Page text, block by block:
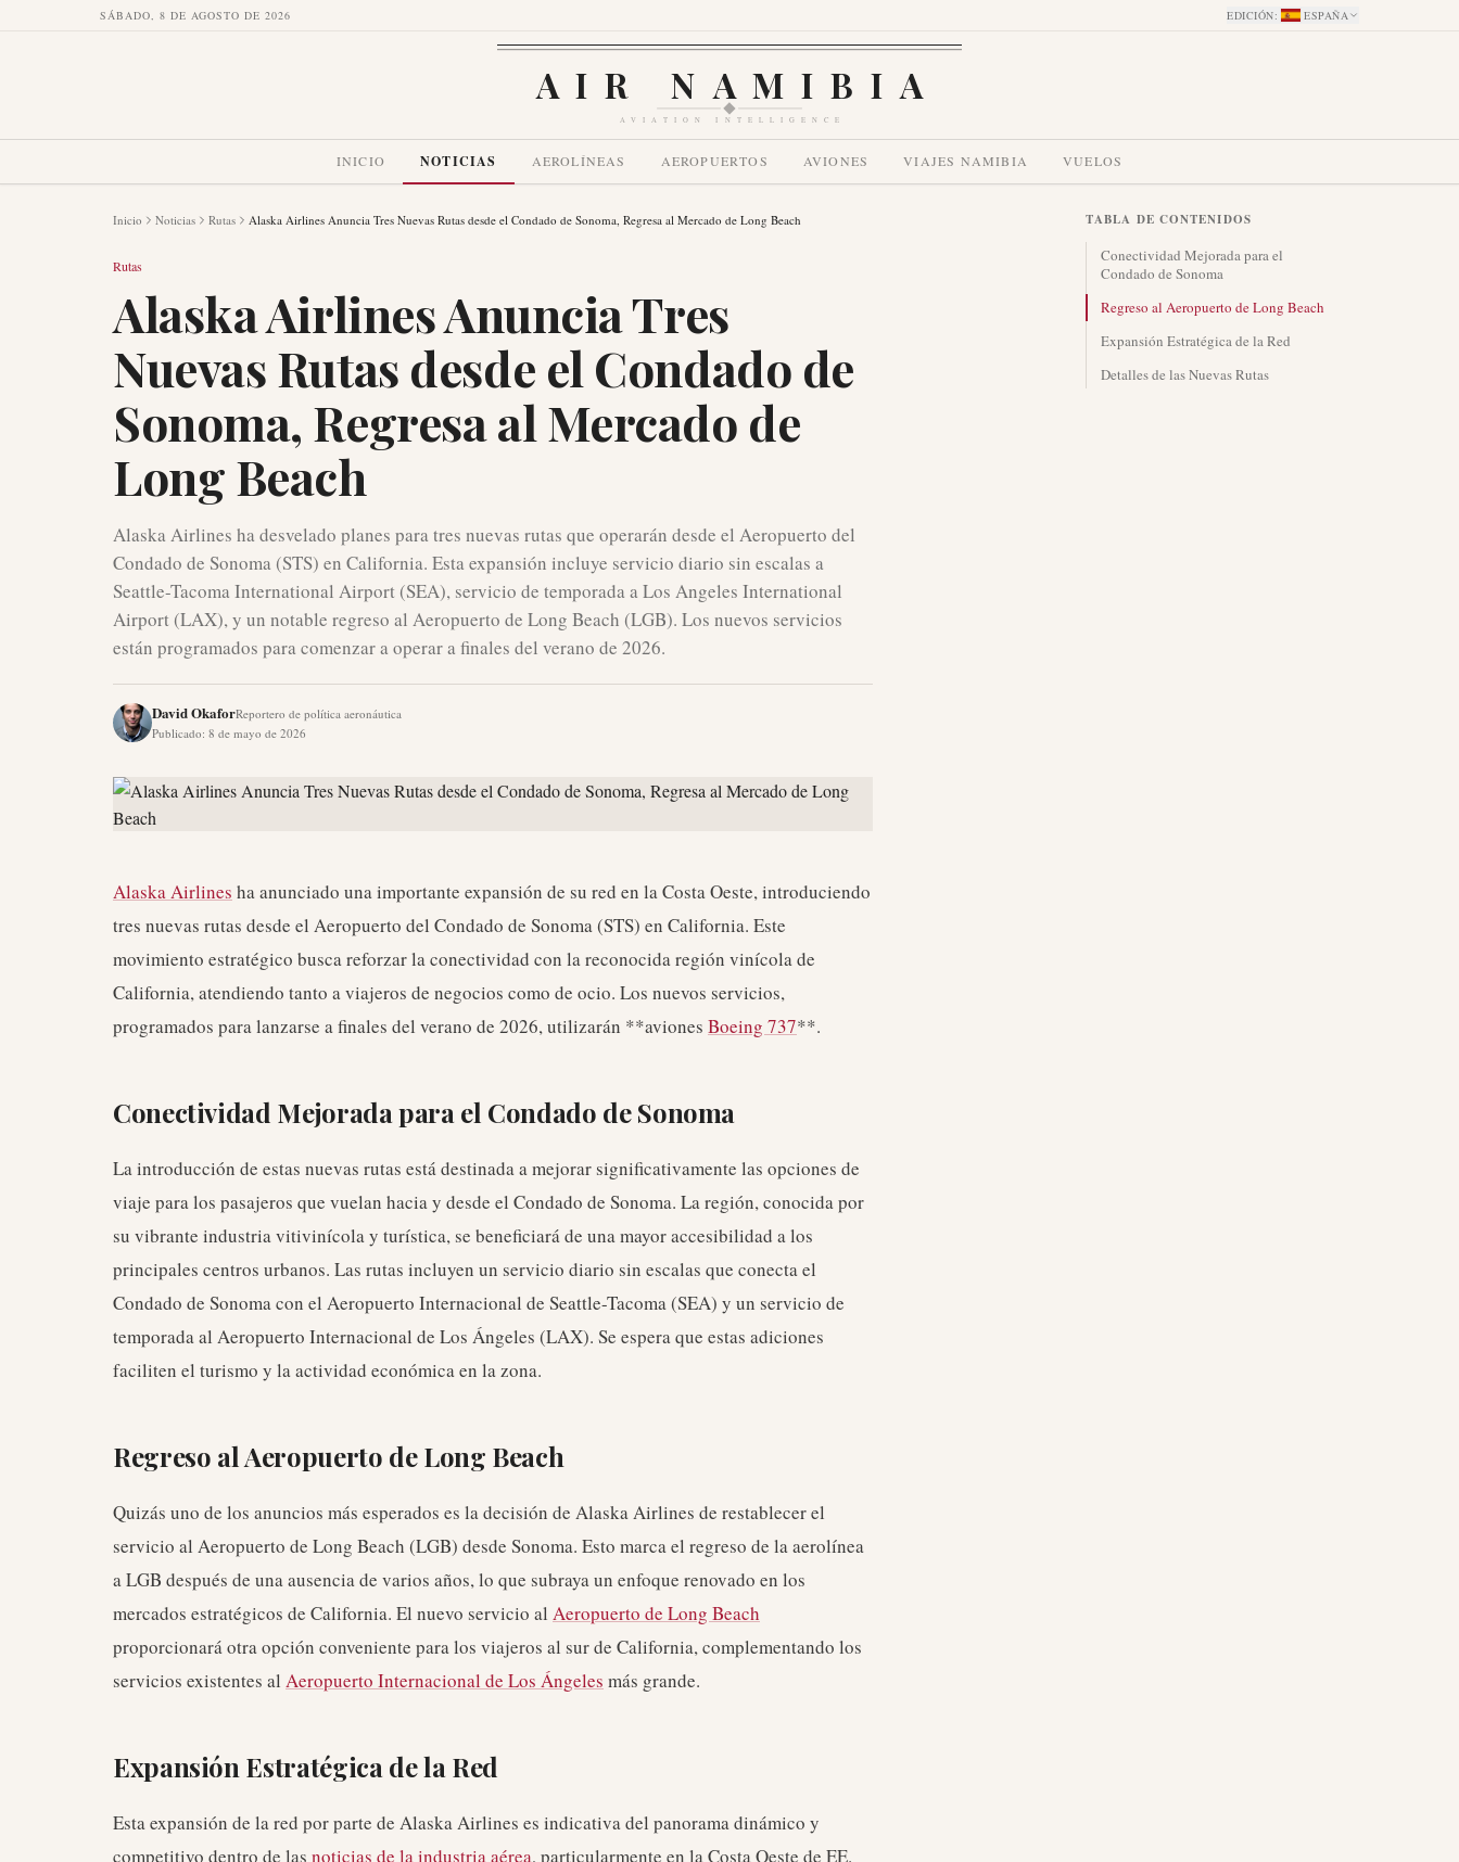
SÁBADO, 8 DE AGOSTO DE 2026 EDICIÓN: ESPAÑA
AIR NAMIBIA
AVIATION INTELLIGENCE
INICIO NOTICIAS AEROLÍNEAS AEROPUERTOS AVIONES VIAJES NAMIBIA VUELOS
Inicio Noticias Rutas Alaska Airlines Anuncia Tres Nuevas Rutas desde el Condado de Sonoma, Regresa al Mercado de Long Beach
Rutas
Alaska Airlines Anuncia Tres
Nuevas Rutas desde el Condado de
Sonoma, Regresa al Mercado de
Long Beach
Alaska Airlines ha desvelado planes para tres nuevas rutas que operarán desde el Aeropuerto del
Condado de Sonoma (STS) en California. Esta expansión incluye servicio diario sin escalas a
Seattle-Tacoma International Airport (SEA), servicio de temporada a Los Angeles International
Airport (LAX), y un notable regreso al Aeropuerto de Long Beach (LGB). Los nuevos servicios
están programados para comenzar a operar a finales del verano de 2026.
David OkaforReportero de política aeronáutica
Publicado: 8 de mayo de 2026
Alaska Airlines ha anunciado una importante expansión de su red en la Costa Oeste, introduciendo
tres nuevas rutas desde el Aeropuerto del Condado de Sonoma (STS) en California. Este
movimiento estratégico busca reforzar la conectividad con la reconocida región vinícola de
California, atendiendo tanto a viajeros de negocios como de ocio. Los nuevos servicios,
programados para lanzarse a finales del verano de 2026, utilizarán **aviones Boeing 737**.
Conectividad Mejorada para el Condado de Sonoma
La introducción de estas nuevas rutas está destinada a mejorar significativamente las opciones de
viaje para los pasajeros que vuelan hacia y desde el Condado de Sonoma. La región, conocida por
su vibrante industria vitivinícola y turística, se beneficiará de una mayor accesibilidad a los
principales centros urbanos. Las rutas incluyen un servicio diario sin escalas que conecta el
Condado de Sonoma con el Aeropuerto Internacional de Seattle-Tacoma (SEA) y un servicio de
temporada al Aeropuerto Internacional de Los Ángeles (LAX). Se espera que estas adiciones
faciliten el turismo y la actividad económica en la zona.
Regreso al Aeropuerto de Long Beach
Quizás uno de los anuncios más esperados es la decisión de Alaska Airlines de restablecer el
servicio al Aeropuerto de Long Beach (LGB) desde Sonoma. Esto marca el regreso de la aerolínea
a LGB después de una ausencia de varios años, lo que subraya un enfoque renovado en los
mercados estratégicos de California. El nuevo servicio al Aeropuerto de Long Beach
proporcionará otra opción conveniente para los viajeros al sur de California, complementando los
servicios existentes al Aeropuerto Internacional de Los Ángeles más grande.
Expansión Estratégica de la Red
Esta expansión de la red por parte de Alaska Airlines es indicativa del panorama dinámico y
competitivo dentro de las noticias de la industria aérea, particularmente en la Costa Oeste de EE.
TABLA DE CONTENIDOS
Conectividad Mejorada para el
Condado de Sonoma
Regreso al Aeropuerto de Long Beach
Expansión Estratégica de la Red
Detalles de las Nuevas Rutas